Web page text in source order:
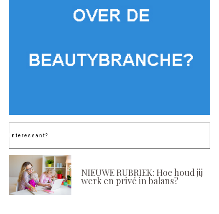
Interessant?
NIEUWE RUBRIEK: Hoe houd jij
werk en privé in balans?